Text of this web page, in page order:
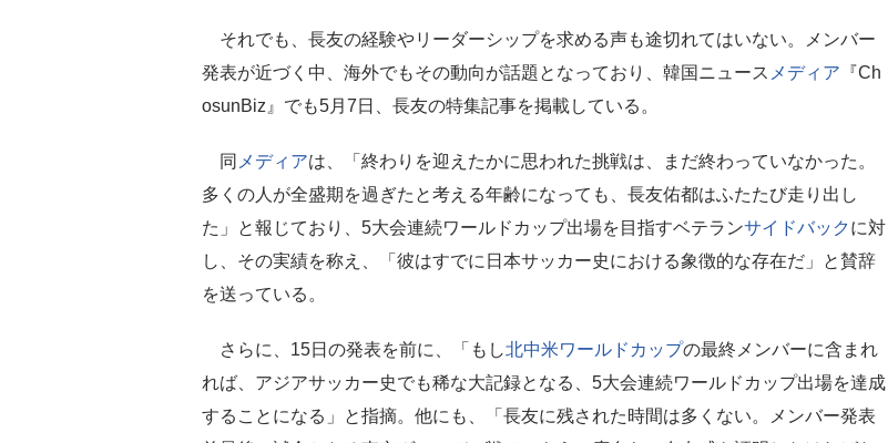
それでも、長友の経験やリーダーシップを求める声も途切れてはいない。メンバー
発表が近づく中、海外でもその動向が話題となっており、韓国ニュース メディア 『Ch
osunBiz』でも5月7日、長友の特集記事を掲載している。
同 メディアは、「終わりを迎えたかに思われた挑戦は、まだ終わっていなかった。
多くの人が全盛期を過ぎたと考える年齢になっても、長友佑都はふたたび走り出し
た」と報じており、5大会連続ワールドカップ出場を目指すベテランサイドバック に対
し、その実績を称え、「彼はすでに日本サッカー史における象徴的な存在だ」と賛辞
を送っている。
さらに、15日の発表を前に、「もし北中米ワールドカップの最終メンバーに含まれ
れば、アジアサッカー史でも稀な大記録となる、5大会連続ワールドカップ出場を達成
することになる」と指摘。他にも、「長友に残された時間は多くない。メンバー発表